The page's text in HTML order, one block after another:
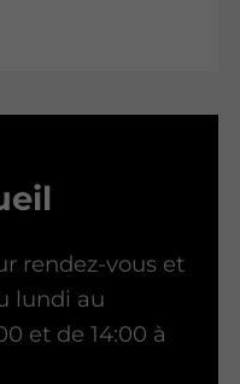
rendez-vous et
lundi au
et de 14:00 à